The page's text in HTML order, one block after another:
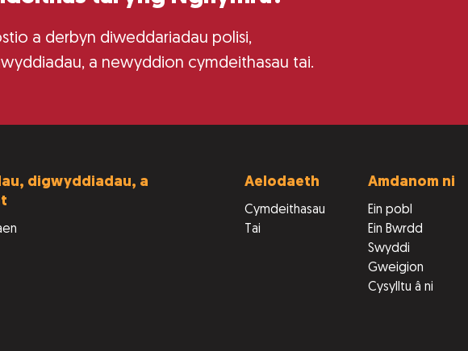
a derbyn diweddariadau polisi,
a newyddion cymdeithasau tai.
digwyddiadau, a
Aelodaeth
Cymdeithasau
Tai
Amdanom ni
Ein pobl
Ein Bwrdd
Swyddi
Gweigion
Cysylltu â ni